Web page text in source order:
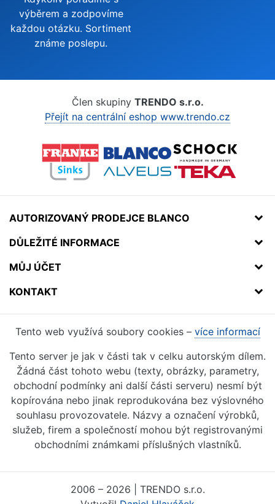
výběrem a zodpovíme
každou otázku. Sortiment
známe poslepu.
Člen skupiny TRENDO s.r.o.
Přejít na centrální eshop www.trendo.cz
AUTORIZOVANÝ PRODEJCE BLANCO
DŮLEŽITÉ INFORMACE
MŮJ ÚČET
KONTAKT
Tento web využívá soubory cookies – více informací
Tento server je jak v části tak v celku autorským dílem.
Žádná část tohoto webu (texty, obrázky, parametry,
obchodní podmínky ani další části serveru) nesmí být
kopírována nebo jinak reprodukována bez výslovného
souhlasu provozovatele. Názvy a označení výrobků,
služeb, firem a společností mohou být registrovanými
obchodními známkami příslušných vlastníků.
2006 – 2026 | TRENDO s.r.o.